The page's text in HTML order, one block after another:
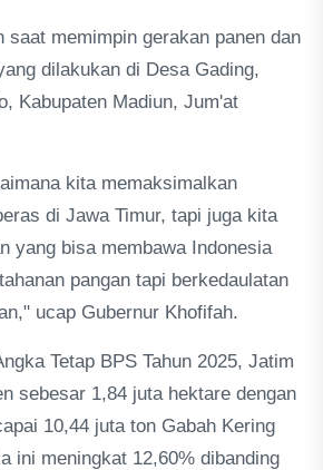
saat memimpin gerakan panen dan
dilakukan di Desa Gading,
Kabupaten Madiun, Jum'at
kita memaksimalkan
di Jawa Timur, tapi juga kita
yang bisa membawa Indonesia
pangan tapi berkedaulatan
ucap Gubernur Khofifah.
Tetap BPS Tahun 2025, Jatim
sebesar 1,84 juta hektare dengan
10,44 juta ton Gabah Kering
ini meningkat 12,60% dibanding